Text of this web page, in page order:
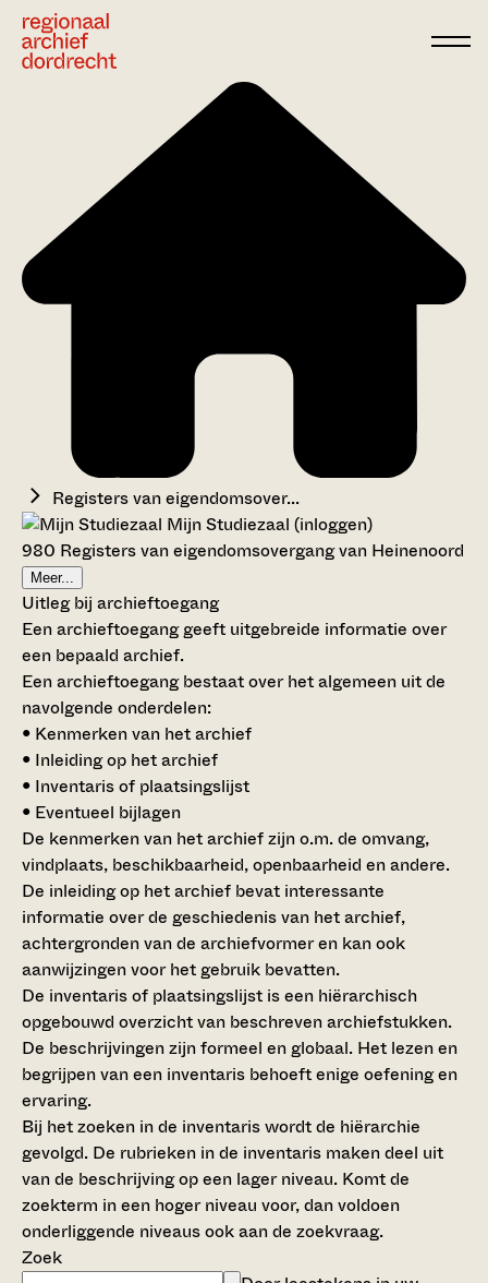
Registers van eigendomsover...
Mijn Studiezaal (inloggen)
980 Registers van eigendomsovergang van Heinenoord
Meer...
Uitleg bij archieftoegang
Een archieftoegang geeft uitgebreide informatie over
een bepaald archief.
Een archieftoegang bestaat over het algemeen uit de
navolgende onderdelen:
• Kenmerken van het archief
• Inleiding op het archief
• Inventaris of plaatsingslijst
• Eventueel bijlagen
De kenmerken van het archief zijn o.m. de omvang,
vindplaats, beschikbaarheid, openbaarheid en andere.
De inleiding op het archief bevat interessante
informatie over de geschiedenis van het archief,
achtergronden van de archiefvormer en kan ook
aanwijzingen voor het gebruik bevatten.
De inventaris of plaatsingslijst is een hiërarchisch
opgebouwd overzicht van beschreven archiefstukken.
De beschrijvingen zijn formeel en globaal. Het lezen en
begrijpen van een inventaris behoeft enige oefening en
ervaring.
Bij het zoeken in de inventaris wordt de hiërarchie
gevolgd. De rubrieken in de inventaris maken deel uit
van de beschrijving op een lager niveau. Komt de
zoekterm in een hoger niveau voor, dan voldoen
onderliggende niveaus ook aan de zoekvraag.
Zoek